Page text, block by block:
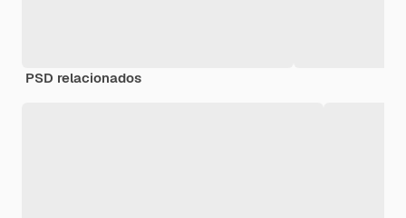
PSD relacionados